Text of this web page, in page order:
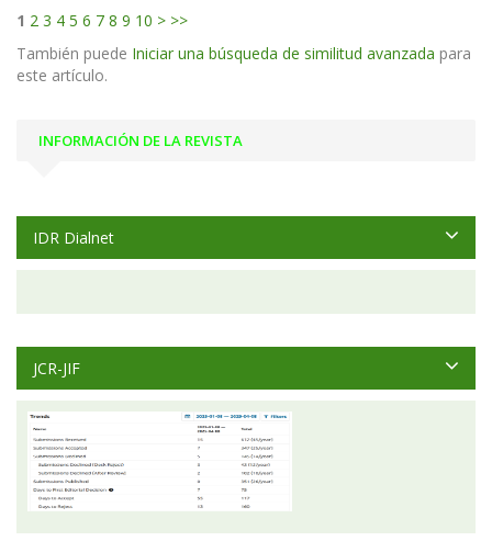
1 2 3 4 5 6 7 8 9 10 > >>
También puede Iniciar una búsqueda de similitud avanzada para
este artículo.
INFORMACIÓN DE LA REVISTA
IDR Dialnet
JCR-JIF